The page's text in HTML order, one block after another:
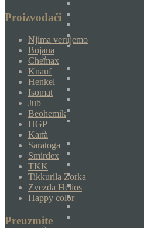
Proizvođači
Njima verujemo
Bojana
Chemax
Knauf
Henkel
Isomat
Jub
Beohemik
HGP
Kana
Saratoga
Smirdex
TKK
Tikkurila Zorka
Zvezda Helios
Happy color
Preuzmite